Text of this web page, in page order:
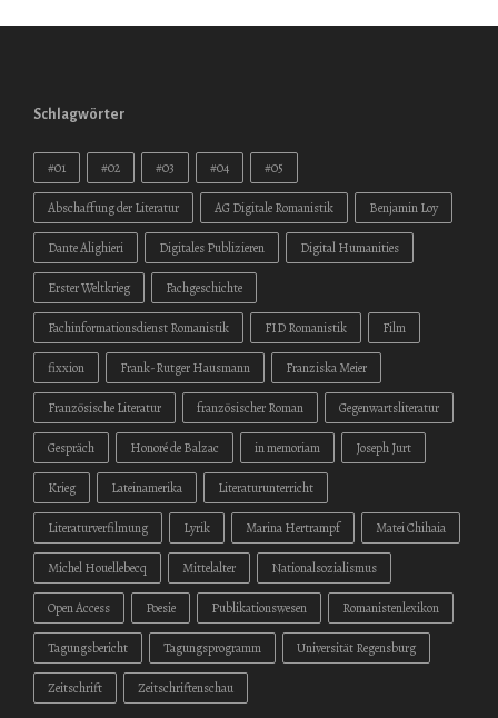
Schlagwörter
#01 #02 #03 #04 #05
Abschaffung der Literatur AG Digitale Romanistik Benjamin Loy
Dante Alighieri Digitales Publizieren Digital Humanities
Erster Weltkrieg Fachgeschichte
Fachinformationsdienst Romanistik FID Romanistik Film
fixxion Frank-Rutger Hausmann Franziska Meier
Französische Literatur französischer Roman Gegenwartsliteratur
Gespräch Honoré de Balzac in memoriam Joseph Jurt
Krieg Lateinamerika Literaturunterricht
Literaturverfilmung Lyrik Marina Hertrampf Matei Chihaia
Michel Houellebecq Mittelalter Nationalsozialismus
Open Access Poesie Publikationswesen Romanistenlexikon
Tagungsbericht Tagungsprogramm Universität Regensburg
Zeitschrift Zeitschriftenschau